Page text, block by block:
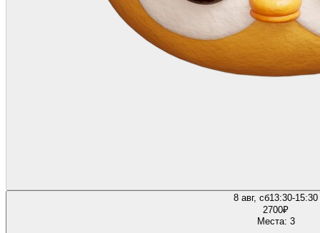
8 авг, сб13:30-15:30
2700₽
Места: 3